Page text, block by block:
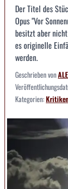
Der Titel des
Opus "Vor
besitzt aber
es originelle
werden.
Geschrieben von
Kategorien: